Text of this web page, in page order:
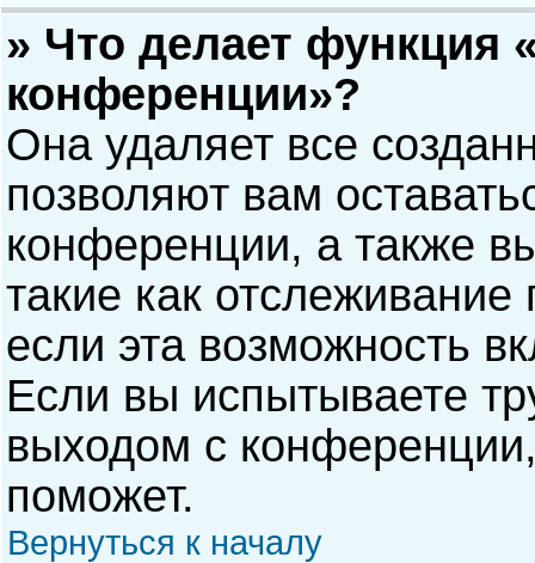
» Что делает функция
конференции»?
Она удаляет все
позволяют вам
конференции, а также
такие как
если эта возможность
Если вы испытываете
выходом с
поможет.
Вернуться к началу